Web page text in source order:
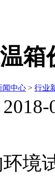
箱
闻中心 > 行业
境